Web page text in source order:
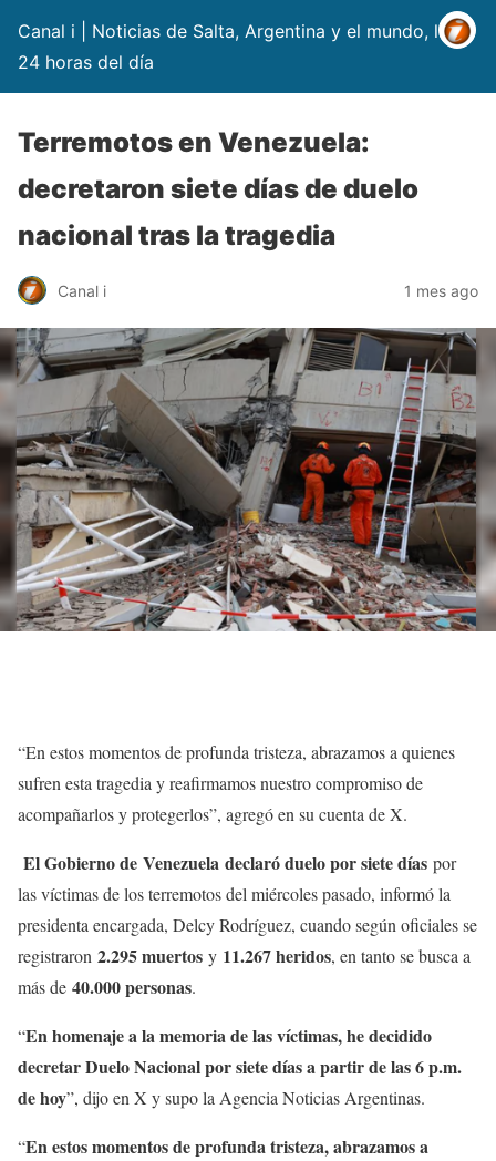
Canal i | Noticias de Salta, Argentina y el mundo, las
24 horas del día
Terremotos en Venezuela:
decretaron siete días de duelo
nacional tras la tragedia
Canal i 1 mes ago
“En estos momentos de profunda tristeza, abrazamos a quienes
sufren esta tragedia y reafirmamos nuestro compromiso de
acompañarlos y protegerlos”, agregó en su cuenta de X.
El Gobierno de Venezuela declaró duelo por siete días por
las víctimas de los terremotos del miércoles pasado, informó la
presidenta encargada, Delcy Rodríguez, cuando según oficiales se
registraron 2.295 muertos y 11.267 heridos, en tanto se busca a
más de 40.000 personas.
“En homenaje a la memoria de las víctimas, he decidido
decretar Duelo Nacional por siete días a partir de las 6 p.m.
de hoy”, dijo en X y supo la Agencia Noticias Argentinas.
“En estos momentos de profunda tristeza, abrazamos a